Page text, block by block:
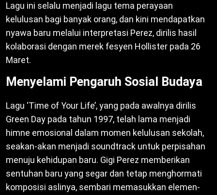
Lagu ini selalu menjadi lagu tema perayaan
kelulusan bagi banyak orang, dan kini mendapatkan
nyawa baru melalui interpretasi Perez, dirilis hasil
kolaborasi dengan merek fesyen Hollister pada 26
Maret.
Menyelami Pengaruh Sosial Budaya
Lagu ‘Time of Your Life’, yang pada awalnya dirilis
Green Day pada tahun 1997, telah lama menjadi
himne emosional dalam momen kelulusan sekolah,
seakan-akan menjadi soundtrack untuk perpisahan
menuju kehidupan baru. Gigi Perez memberikan
sentuhan baru yang segar dan tetap menghormati
komposisi aslinya, sembari memasukkan elemen-